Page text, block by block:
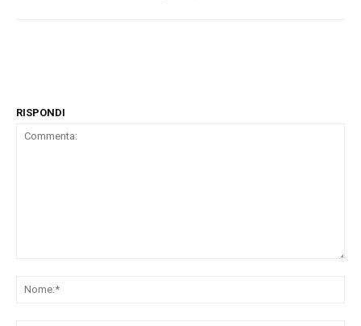
RISPONDI